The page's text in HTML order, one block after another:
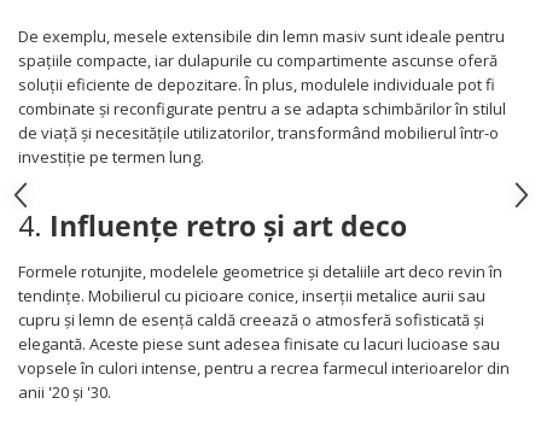
De exemplu, mesele extensibile din lemn masiv sunt ideale pentru
spațiile compacte, iar dulapurile cu compartimente ascunse oferă
soluții eficiente de depozitare. În plus, modulele individuale pot fi
combinate și reconfigurate pentru a se adapta schimbărilor în stilul
de viață și necesitățile utilizatorilor, transformând mobilierul într-o
investiție pe termen lung.
4. Influențe retro și art deco
Formele rotunjite, modelele geometrice și detaliile art deco revin în
tendințe. Mobilierul cu picioare conice, inserții metalice aurii sau
cupru și lemn de esență caldă creează o atmosferă sofisticată și
elegantă. Aceste piese sunt adesea finisate cu lacuri lucioase sau
vopsele în culori intense, pentru a recrea farmecul interioarelor din
anii '20 și '30.